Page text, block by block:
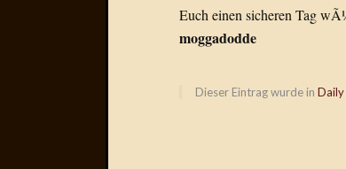
Euch einen sicheren Tag
moggadodde
Dieser Eintrag wurde in Daily